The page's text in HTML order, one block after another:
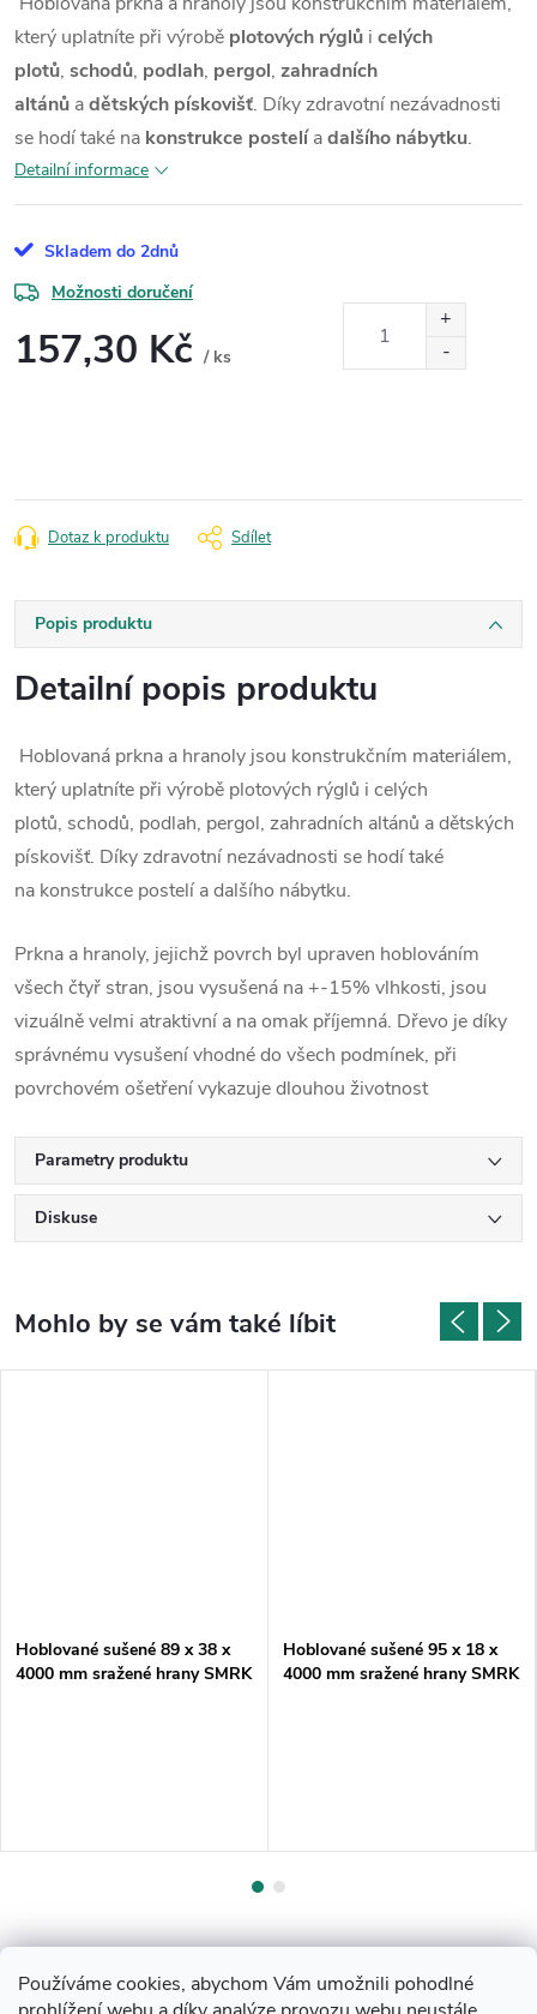
Používáme cookies, abychom Vám umožnili pohodlné
který uplatníte při výrobě plotových rýglů i celých
plotů, schodů, podlah, pergol, zahradních
altánů adětských pískovišť. Díky zdravotní nezávadnosti
se hodí také na konstrukce postelíadalšího nábytku.
Detailní informace
Skladem do 2dnů
Možnosti doručení
157,30 Kč / ks
Dotaz k produktu Sdílet
Popis produktu
Detailní popis produktu
Hoblovaná prkna a hranoly jsou konstrukčním materiálem,
který uplatníte při výrobě plotových rýglů i celých
plotů, schodů, podlah, pergol, zahradních altánů adětských
pískovišť. Díky zdravotní nezávadnosti se hodí také
na konstrukce postelí adalšího nábytku.
Prkna a hranoly, jejichž povrch byl upraven hoblováním
všech čtyř stran, jsou vysušená na +-15% vlhkosti, jsou
vizuálně velmi atraktivní a na omak příjemná. Dřevo je díky
správnému vysušení vhodné do všech podmínek, při
povrchovém ošetření vykazuje dlouhou životnost
Parametry produktu
Diskuse
Hoblované sušené 89 x 38 x
4000 mm sražené hrany SMRK
Hoblované sušené 95 x 18 x
4000 mm sražené hrany SMRK